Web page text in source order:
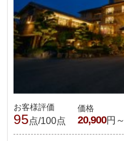
お客様評価
95点/100点
価格
20,900円～